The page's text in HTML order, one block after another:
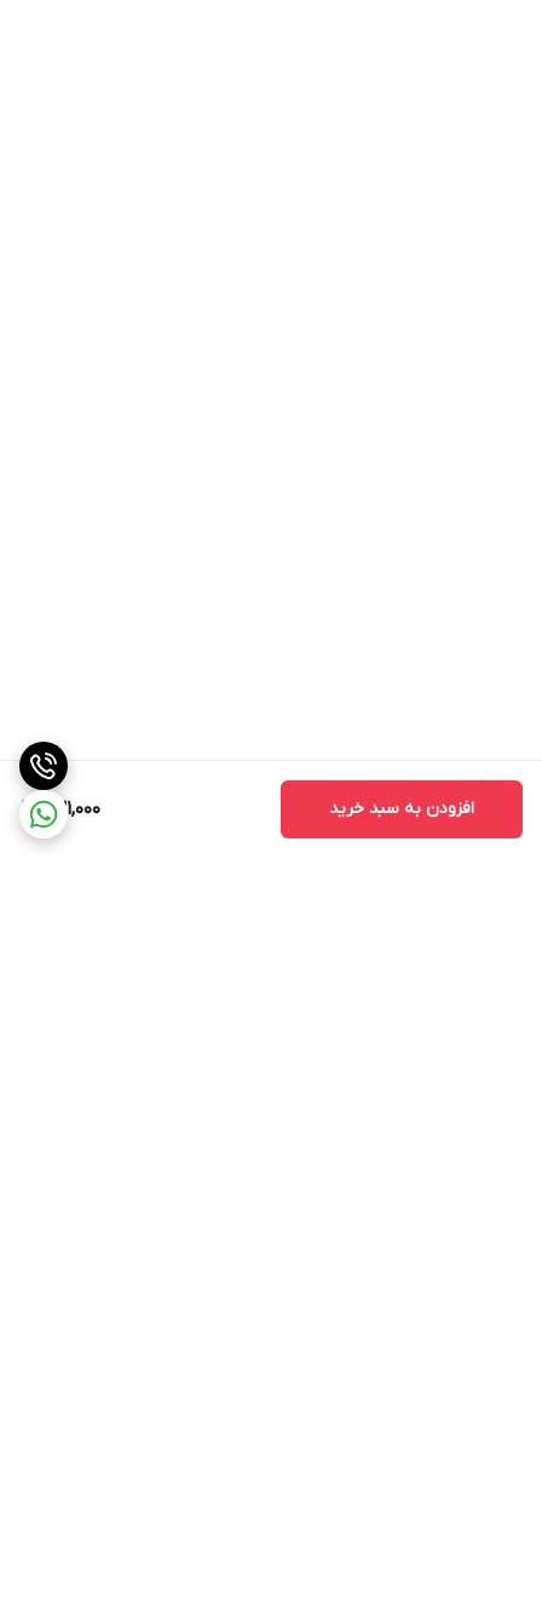
631,000 افزودن به سبد خرید